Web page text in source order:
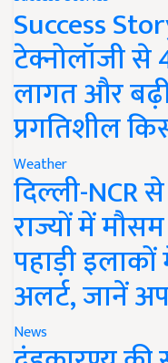
Success
टेक्नोलॉजी से
लागत और
प्रगतिशील
Weather
दिल्ली-NCR
राज्यों में
पहाड़ी
अलर्ट, जानें
News